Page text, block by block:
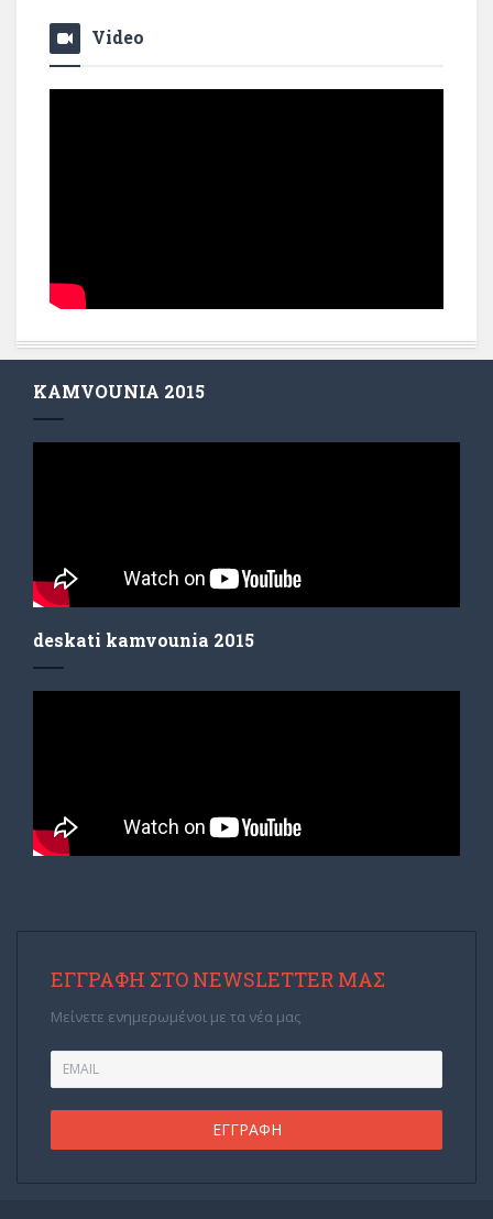
Video
KAMVOUNIA 2015
deskati kamvounia 2015
ΕΓΓΡΑΦΉ ΣΤΟ NEWSLETTER ΜΑΣ
Μείνετε ενημερωμένοι με τα νέα μας